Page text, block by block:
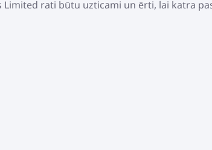
rati būtu uzticami un ērti, lai katra